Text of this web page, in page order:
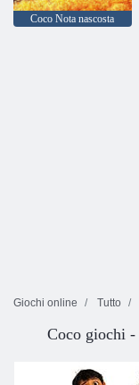
Coco Nota nascosta
Giochi online Tutto
Coco giochi -